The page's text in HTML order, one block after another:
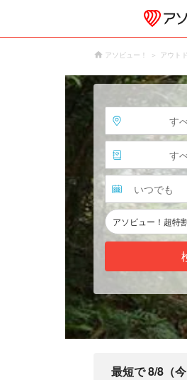
アソビュー！ アウト
す
す
いつでも
アソビュー！超特
最短で 8/8（